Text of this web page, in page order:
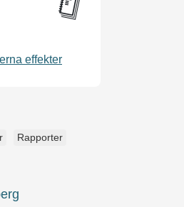
effekter
Rapporter